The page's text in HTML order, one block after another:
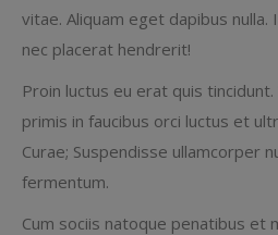
vitae. Aliquam eget dapibus nulla.
nec placerat hendrerit!
Proin luctus eu erat quis
primis in faucibus orci luctus et
Curae; Suspendisse ullamcorper
fermentum.
Cum sociis natoque penatibus et